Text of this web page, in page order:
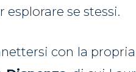
se stessi.
con la propria